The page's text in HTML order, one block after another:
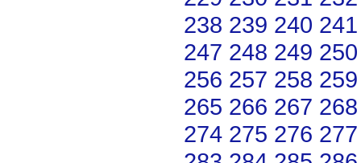
238 239 240 241
247 248 249 250
256 257 258 259
265 266 267 268
274 275 276 277